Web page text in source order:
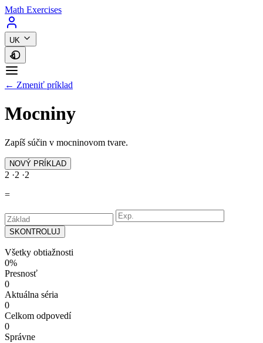
Math Exercises
UK
← Zmeniť príklad
Mocniny
Zapíš súčin v mocninovom tvare.
NOVÝ PRÍKLAD
2 ·2 ·2
=
SKONTROLUJ
Všetky obtiažnosti
0%
Presnosť
0
Aktuálna séria
0
Celkom odpovedí
0
Správne